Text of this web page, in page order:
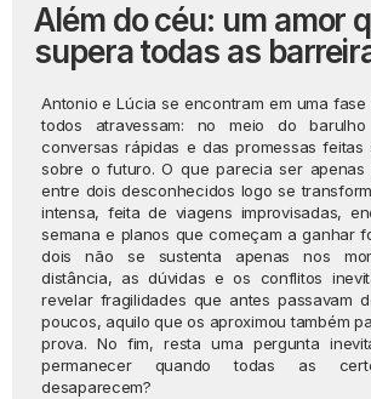
Além do céu: um amor
supera todas as
Antonio e Lúcia se encontram em uma
todos atravessam: no meio do
conversas rápidas e das promessas feitas
sobre o futuro. O que parecia ser apenas
entre dois desconhecidos logo se
intensa, feita de viagens improvisadas,
semana e planos que começam a ganhar
dois não se sustenta apenas nos
distância, as dúvidas e os conflitos
revelar fragilidades que antes passavam
poucos, aquilo que os aproximou também
prova. No fim, resta uma pergunta
permanecer quando todas as
desaparecem?